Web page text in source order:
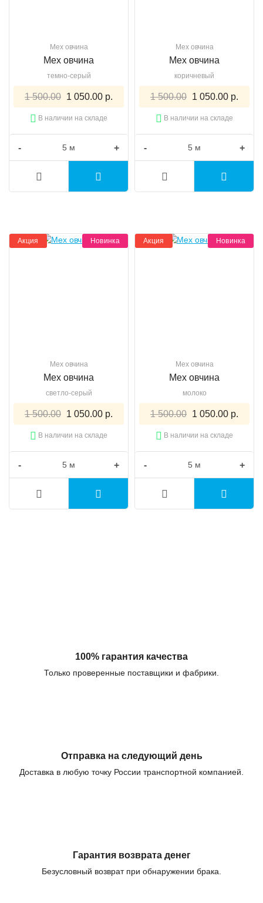
Мех овчина
Мех овчина
темно-серый
1 500.00 1 050.00 р.
В наличии на складе
- +
Мех овчина
Мех овчина
коричневый
1 500.00 1 050.00 р.
В наличии на складе
- +
Акция Новинка
Мех овчина
Мех овчина
светло-серый
1 500.00 1 050.00 р.
В наличии на складе
- +
Акция Новинка
Мех овчина
Мех овчина
молоко
1 500.00 1 050.00 р.
В наличии на складе
- +
100% гарантия качества
Только проверенные поставщики и фабрики.
Отправка на следующий день
Доставка в любую точку России транспортной компанией.
Гарантия возврата денег
Безусловный возврат при обнаружении брака.